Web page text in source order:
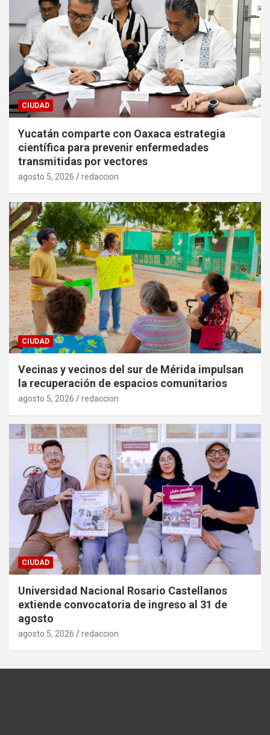
CIUDAD
Yucatán comparte con Oaxaca estrategia
científica para prevenir enfermedades
transmitidas por vectores
agosto 5, 2026 redaccion
CIUDAD
Vecinas y vecinos del sur de Mérida impulsan
la recuperación de espacios comunitarios
agosto 5, 2026 redaccion
CIUDAD
Universidad Nacional Rosario Castellanos
extiende convocatoria de ingreso al 31 de
agosto
agosto 5, 2026 redaccion